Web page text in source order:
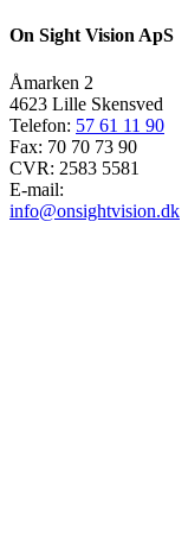
On Sight Vision ApS
Åmarken 2
4623 Lille Skensved
Telefon: 57 61 11 90
Fax: 70 70 73 90
CVR: 2583 5581
E-mail:
info@onsightvision.dk